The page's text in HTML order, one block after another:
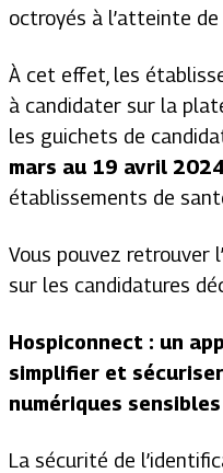
octroyés à l’atteinte
À cet effet, les
à candidater sur la
les guichets de
mars au 19 avril
établissements de
Vous pouvez retrouver
sur les candidatures
Hospiconnect : un
simplifier et
numériques sensibles
La sécurité de